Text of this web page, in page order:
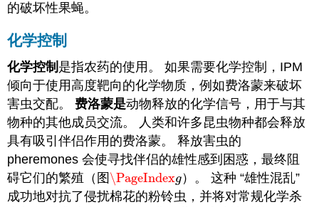
的破坏性果蝇。
化学控制
化学控制 是指农药的使用。 如果需要化学控制，IPM
倾向于使用高度靶向的化学物质，例如费洛蒙来破坏
害虫交配。费洛蒙是动物释放的化学信号，用于与其
物种的其他成员交流。 人类和许多昆虫物种都会释放
具有吸引伴侣作用的费洛蒙。 释放害虫的
pheremones 会使寻找伴侣的雄性感到困惑，最终阻
碍它们的繁殖（图 \PageIndexg
\PageIndexg）。 这种 “雄性混乱”
成功地对抗了侵扰棉花的粉铃虫，并将对常规化学杀